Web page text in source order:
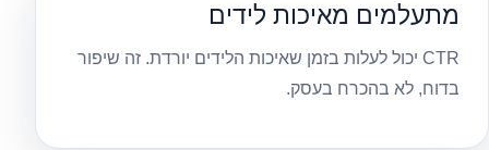
מתעלמים מאיכות לידים
CTR יכול לעלות בזמן שאיכות הלידים יורדת. זה שיפור
בדוח, לא בהכרח בעסק.